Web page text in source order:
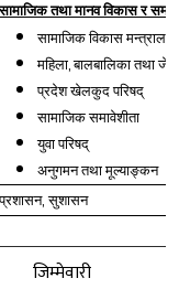
सामाजिक तथा मानव विकास र
सामाजिक विकास मन्त्रालय
महिला,बालबालिका तथा
प्रदेश खेलकुद परिषद्
सामाजिक समावेशीता
युवा परिषद्
अनुगमन तथा मूल्याङ्कन
प्रशासन, सुशासन
जिम्मेवारी